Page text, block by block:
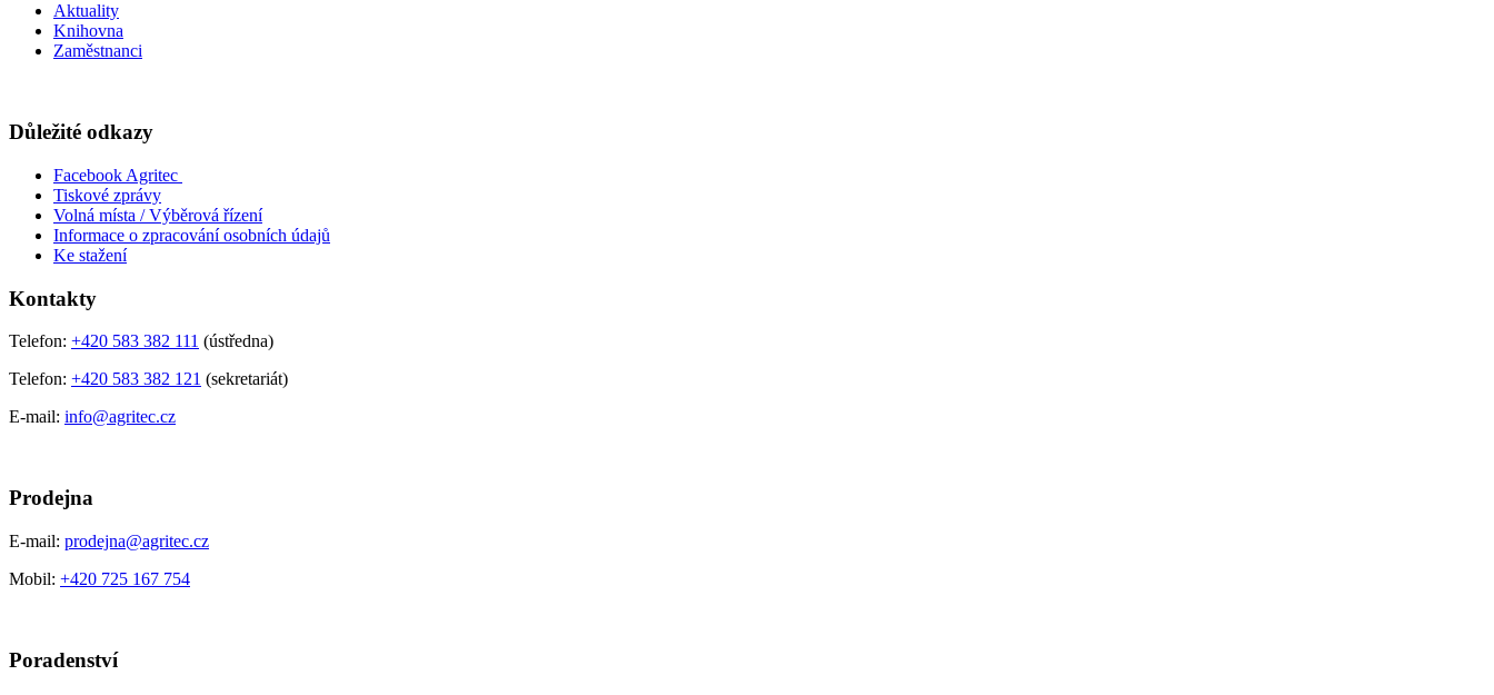
Aktuality
Knihovna
Zaměstnanci
Důležité odkazy
Facebook Agritec
Tiskové zprávy
Volná místa / Výběrová řízení
Informace o zpracování osobních údajů
Ke stažení
Kontakty
Telefon: +420 583 382 111 (ústředna)
Telefon: +420 583 382 121 (sekretariát)
E-mail: info@agritec.cz
Prodejna
E-mail: prodejna@agritec.cz
Mobil: +420 725 167 754
Poradenství